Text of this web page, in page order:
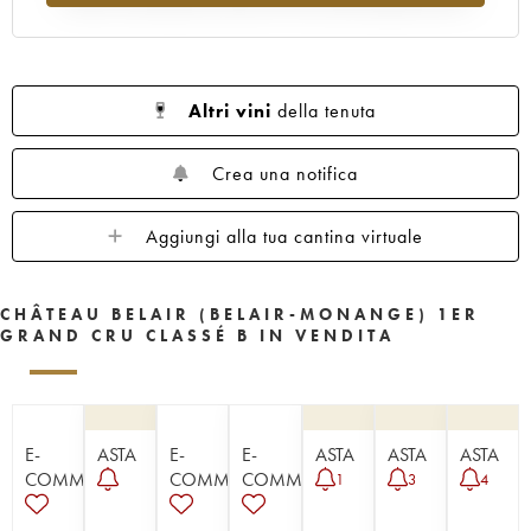
1949
1947 1945 1943
1942
1929
Altri vini della tenuta
Crea una notifica
Aggiungi alla tua cantina virtuale
CHÂTEAU BELAIR (BELAIR-MONANGE) 1ER
GRAND CRU CLASSÉ B IN VENDITA
E-
COMMERCE
ASTA
E-
COMMERCE
E-
COMMERCE
ASTA
1
ASTA
3
ASTA
4